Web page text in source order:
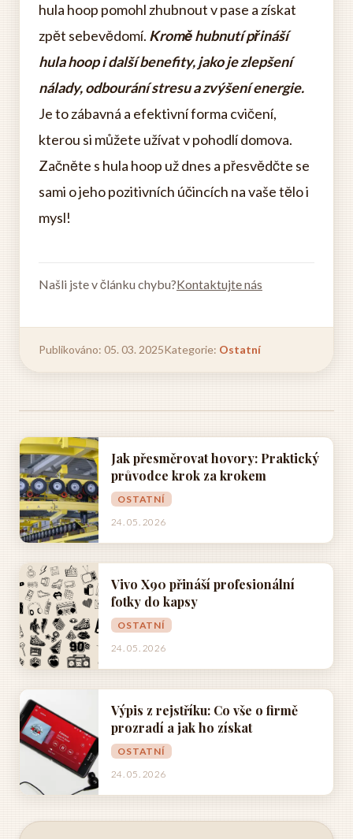
hula hoop pomohl zhubnout v pase a získat
zpět sebevědomí. Kromě hubnutí přináší
hula hoop i další benefity, jako je zlepšení
nálady, odbourání stresu a zvýšení energie.
Je to zábavná a efektivní forma cvičení,
kterou si můžete užívat v pohodlí domova.
Začněte s hula hoop už dnes a přesvědčte se
sami o jeho pozitivních účincích na vaše tělo i
mysl!
Našli jste v článku chybu?Kontaktujte nás
Publikováno: 05. 03. 2025Kategorie: Ostatní
Jak přesměrovat hovory: Praktický
průvodce krok za krokem
OSTATNÍ
24. 05. 2026
Vivo X90 přináší profesionální
fotky do kapsy
OSTATNÍ
24. 05. 2026
Výpis z rejstříku: Co vše o firmě
prozradí a jak ho získat
OSTATNÍ
24. 05. 2026